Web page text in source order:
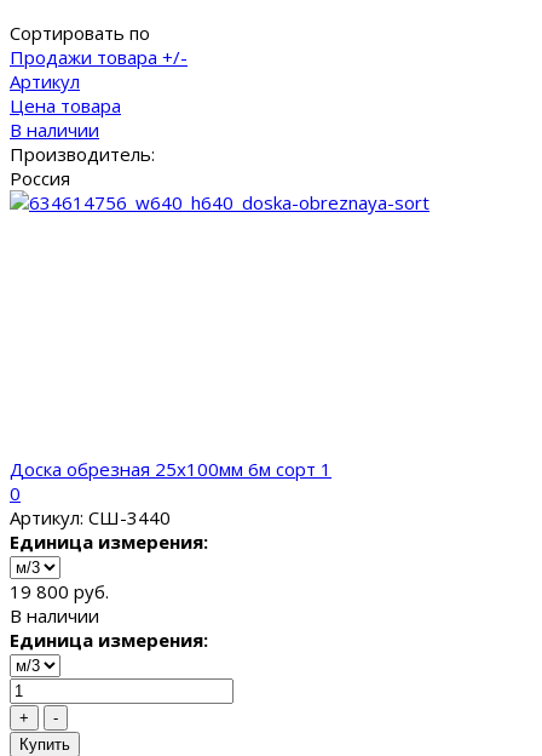
Сортировать по
Продажи товара +/-
Артикул
Цена товара
В наличии
Производитель:
Россия
Доска обрезная 25x100мм 6м сорт 1
0
Артикул: СШ-3440
Единица измерения:
19 800 руб.
В наличии
Единица измерения:
+
-
Купить